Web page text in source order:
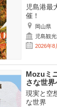
児島港最
催！
岡山県
児島観
2026年8
Mozuミ
さな世界
現実と空
な世界